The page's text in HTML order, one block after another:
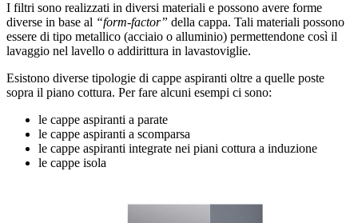
I filtri sono realizzati in diversi materiali e possono avere forme
diverse in base al “form-factor” della cappa. Tali materiali possono
essere di tipo metallico (acciaio o alluminio) permettendone così il
lavaggio nel lavello o addirittura in lavastoviglie.
Esistono diverse tipologie di cappe aspiranti oltre a quelle poste
sopra il piano cottura. Per fare alcuni esempi ci sono:
le cappe aspiranti a parate
le cappe aspiranti a scomparsa
le cappe aspiranti integrate nei piani cottura a induzione
le cappe isola